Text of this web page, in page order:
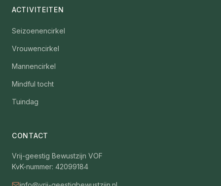
ACTIVITEITEN
Seizoenencirkel
Vrouwencirkel
Mannencirkel
Mindful tocht
Tuindag
CONTACT
Vrij-geestig Bewustzijn VOF
KvK-nummer: 42099184